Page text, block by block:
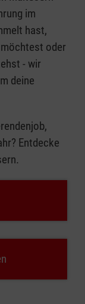
im
hast,
oder
- wir
deine
Entdecke